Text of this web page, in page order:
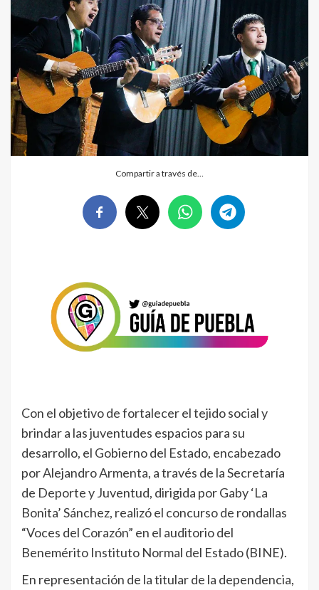
Compartir a través de…
Con el objetivo de fortalecer el tejido social y
brindar a las juventudes espacios para su
desarrollo, el Gobierno del Estado, encabezado
por Alejandro Armenta, a través de la Secretaría
de Deporte y Juventud, dirigida por Gaby ‘La
Bonita’ Sánchez, realizó el concurso de rondallas
“Voces del Corazón” en el auditorio del
Benemérito Instituto Normal del Estado (BINE).
En representación de la titular de la dependencia,